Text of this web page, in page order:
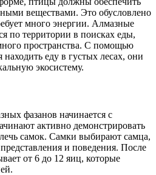
веществами. Это обусловлено
много энергии. Алмазные
по территории в поисках еды,
пространства. С помощью
еду в густых лесах, они
экосистему.
фазанов начинается с
активно демонстрировать
самок. Самки выбирают самца,
и поведения. После
от 6 до 12 яиц, которые